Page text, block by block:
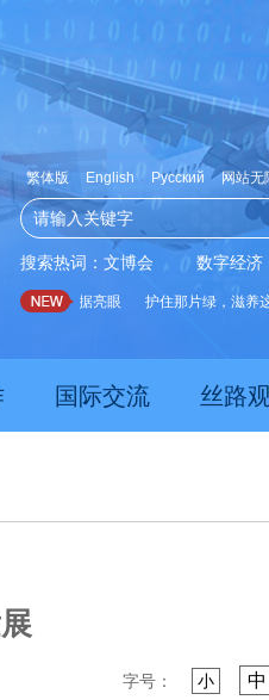
繁体版 English Русский 网站无
搜索热词： 文博会 数字经济
力发展数据亮眼 护住那片绿，滋养这
国际交流 丝路
字号： 小 中